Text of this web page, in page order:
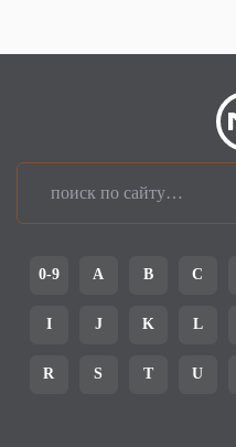
0-9 A B C
I J K L
R S T U